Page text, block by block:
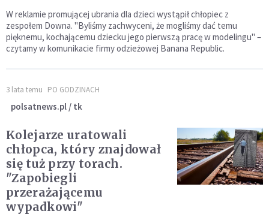
W reklamie promującej ubrania dla dzieci wystąpił chłopiec z
zespołem Downa. "Byliśmy zachwyceni, że mogliśmy dać temu
pięknemu, kochającemu dziecku jego pierwszą pracę w modelingu" –
czytamy w komunikacie firmy odzieżowej Banana Republic.
3 lata temu PO GODZINACH
polsatnews.pl / tk
Kolejarze uratowali
chłopca, który znajdował
się tuż przy torach.
"Zapobiegli
przerażającemu
wypadkowi"